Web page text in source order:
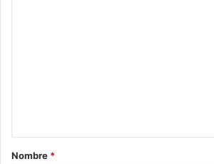
rNombre *